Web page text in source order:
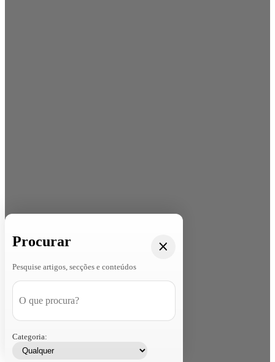
Procurar
Pesquise artigos, secções e conteúdos
Categoria: